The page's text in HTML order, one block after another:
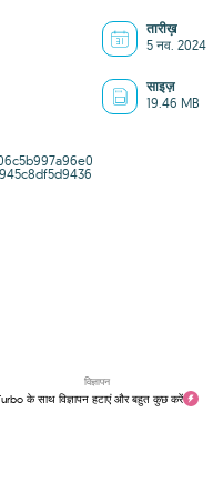
तारीख़
5 नव. 2024
साइज़
19.46 MB
विज्ञापन
के साथ विज्ञापन हटाएं और बहुत कुछ करें